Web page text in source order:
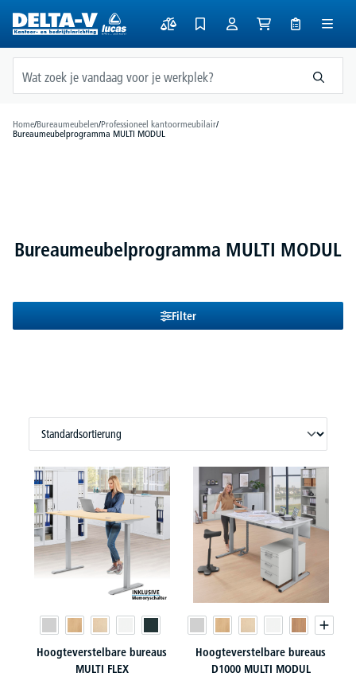
Home/Bureaumeubelen/Professioneel kantoormeubilair/
Bureaumeubelprogramma MULTI MODUL
Bureaumeubelprogramma MULTI MODUL
Filter
Hoogteverstelbare bureaus
MULTI FLEX
Hoogteverstelbare bureaus
D1000 MULTI MODUL